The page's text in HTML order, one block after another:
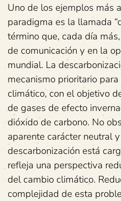
Uno de los ejemplos más
paradigma es la llamada
término que, cada día
de comunicación y en la
mundial. La
mecanismo prioritario
climático, con el objetivo
de gases de efecto
dióxido de carbono. No
aparente carácter neutral y
descarbonización está
refleja una perspectiva
del cambio climático.
complejidad de esta